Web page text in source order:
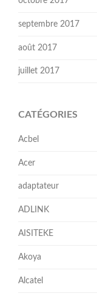
septembre 2017
août 2017
juillet 2017
CATÉGORIES
Acbel
Acer
adaptateur
ADLINK
AISITEKE
Akoya
Alcatel